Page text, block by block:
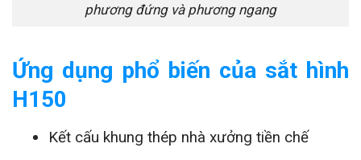
phương đứng và phương ngang
Ứng dụng phổ biến của sắt hình
H150
Kết cấu khung thép nhà xưởng tiền chế